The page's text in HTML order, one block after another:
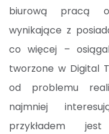
biurową pracą
wynikające z
co więcej –
tworzone w Digital
od problemu
najmniej
przykładem